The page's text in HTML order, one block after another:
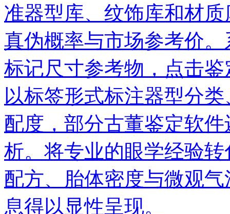
准器型库、纹饰库和材
真伪概率与市场参考价
标记尺寸参考物，点击
以标签形式标注器型分
配度，部分古董鉴定软
析。将专业的眼学经验
配方、胎体密度与微观
息得以显性呈现。